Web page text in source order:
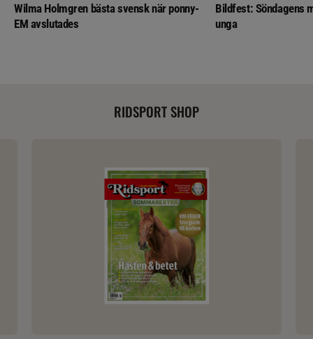
Wilma Holmgren bästa svensk när ponny-
EM avslutades
Bildfest: Söndagens
unga
RIDSPORT SHOP